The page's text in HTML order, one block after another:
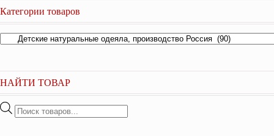
Категории товаров
НАЙТИ ТОВАР
Поиск